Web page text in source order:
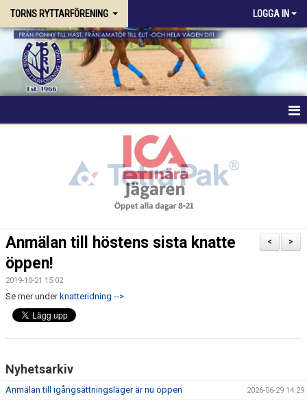
TORNS RYTTARFÖRENING LOGGA IN
STALLPLATS
TÄVLING
ANLÄGGNING
>
<
Anmälan till höstens sista knatte
öppen!
2019-10-21 15:02
Se mer under knatteridning -->
Nyhetsarkiv
Anmälan till igångsättningsläger är nu öppen 2026-06-29 14:29